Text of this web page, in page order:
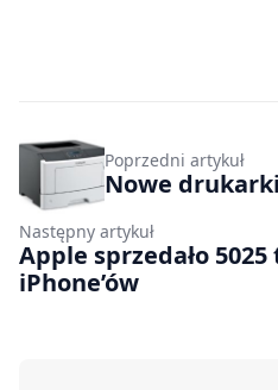
Poprzedni artykuł
Nowe
Następny artykuł
Apple sprzedało
iPhone’ów